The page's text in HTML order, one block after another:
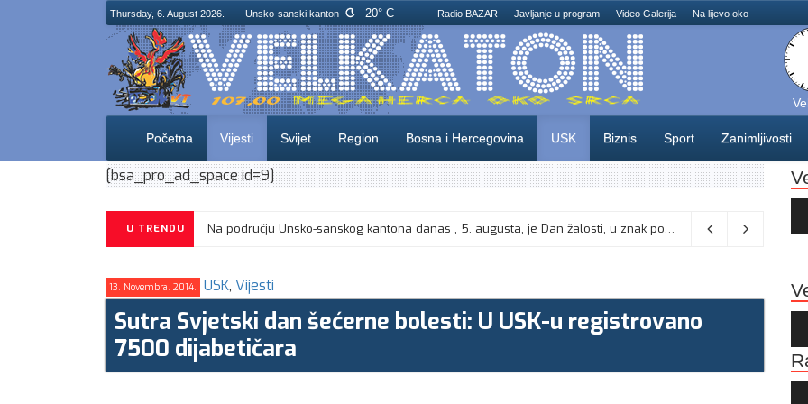
Thursday, 6. August 2026. Unsko-sanski kanton 20° C Radio BAZAR Javljanje u program Video Galerija Na lijevo oko
Početna Vijesti Svijet Region Bosna i Hercegovina USK Biznis Sport Zanimljivosti
[bsa_pro_ad_space id=9]
U TRENDU Na području Unsko-sanskog kantona danas , 5. augusta, je Dan žalosti, u znak poštovanja prema liku i djelu generala Izeta Nanića,
13. Novembra. 2014. USK, Vijesti
Sutra Svjetski dan šećerne bolesti: U USK-u registrovano
7500 dijabetičara